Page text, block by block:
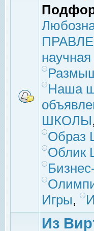
Наша
ШКОЛЫ,
Образ
Облик
Игры,
Из